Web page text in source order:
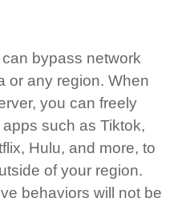
bypass network
or any region. When
you can freely
such as Tiktok,
Hulu, and more, to
of your region.
behaviors will not be